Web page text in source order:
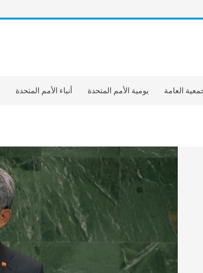
العامة يومية الأمم المتحدة أنباء الأمم المتحدة